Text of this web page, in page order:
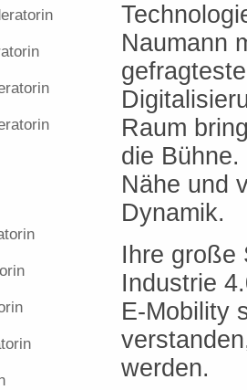
Naumann
Raum
die
Nähe und
Dynamik.
Ihre große
Industrie
E-Mobility
werden.